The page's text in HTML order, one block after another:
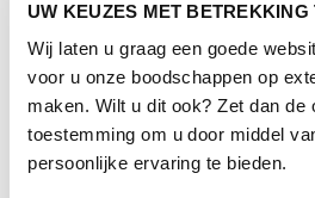
UW KEUZES MET
Wij laten u graag een goede
voor u onze boodschappen op
maken. Wilt u dit ook? Zet dan
toestemming om u door middel
persoonlijke ervaring te bieden.